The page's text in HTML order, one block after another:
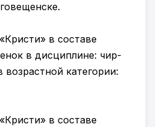
в составе
в дисциплине: чир-
возрастной категории:
в составе